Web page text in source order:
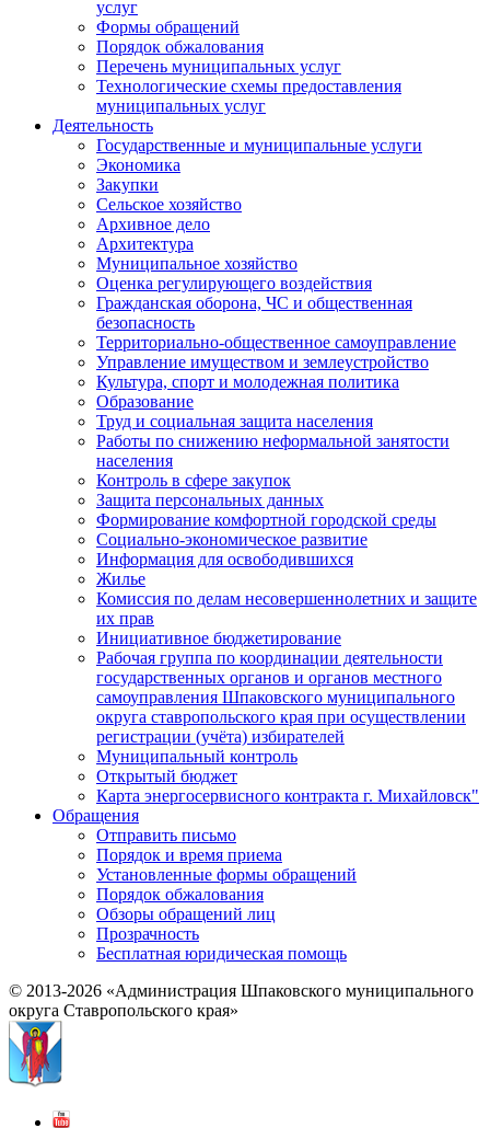
услуг
Формы обращений
Порядок обжалования
Перечень муниципальных услуг
Технологические схемы предоставления
муниципальных услуг
Деятельность
Государственные и муниципальные услуги
Экономика
Закупки
Сельское хозяйство
Архивное дело
Архитектура
Муниципальное хозяйство
Оценка регулирующего воздействия
Гражданская оборона, ЧС и общественная
безопасность
Территориально-общественное самоуправление
Управление имуществом и землеустройство
Культура, спорт и молодежная политика
Образование
Труд и социальная защита населения
Работы по снижению неформальной занятости
населения
Контроль в сфере закупок
Защита персональных данных
Формирование комфортной городской среды
Социально-экономическое развитие
Информация для освободившихся
Жилье
Комиссия по делам несовершеннолетних и защите
их прав
Инициативное бюджетирование
Рабочая группа по координации деятельности
государственных органов и органов местного
самоуправления Шпаковского муниципального
округа ставропольского края при осуществлении
регистрации (учёта) избирателей
Муниципальный контроль
Открытый бюджет
Карта энергосервисного контракта г. Михайловск"
Обращения
Отправить письмо
Порядок и время приема
Установленные формы обращений
Порядок обжалования
Обзоры обращений лиц
Прозрачность
Бесплатная юридическая помощь
© 2013-2026 «Администрация Шпаковского муниципального
округа Ставропольского края»